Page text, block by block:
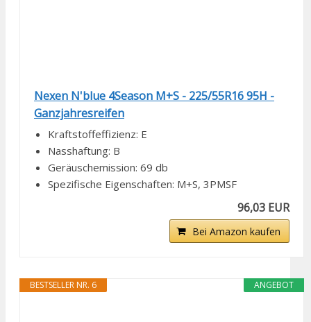
Nexen N'blue 4Season M+S - 225/55R16 95H -
Ganzjahresreifen
Kraftstoffeffizienz: E
Nasshaftung: B
Geräuschemission: 69 db
Spezifische Eigenschaften: M+S, 3PMSF
96,03 EUR
Bei Amazon kaufen
ANGEBOT
BESTSELLER NR. 6